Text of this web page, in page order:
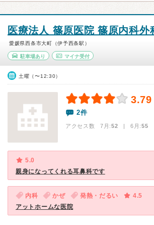
医療法人 篠原医院 篠原内科外
愛媛県西条市大町（伊予西条駅）
駐車場あり マイナ受付
土曜（〜12:30）
3.79
2件
アクセス数 7月:52 | 6月:55
5.0
親身になってくれる耳鼻科です
内科 かぜ 発熱・だるい
4.5
アットホームな医院